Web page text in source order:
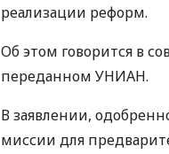
реализации реформ.
Об этом говорится в
переданном УНИАН.
В заявлении,
миссии для